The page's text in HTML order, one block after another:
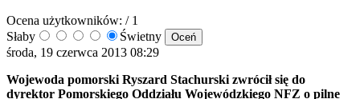
Ocena użytkowników: / 1
Słaby
Świetny
środa, 19 czerwca 2013 08:29
Wojewoda pomorski Ryszard Stachurski zwrócił się do
dyrektor Pomorskiego Oddziału Wojewódzkiego NFZ o pilne